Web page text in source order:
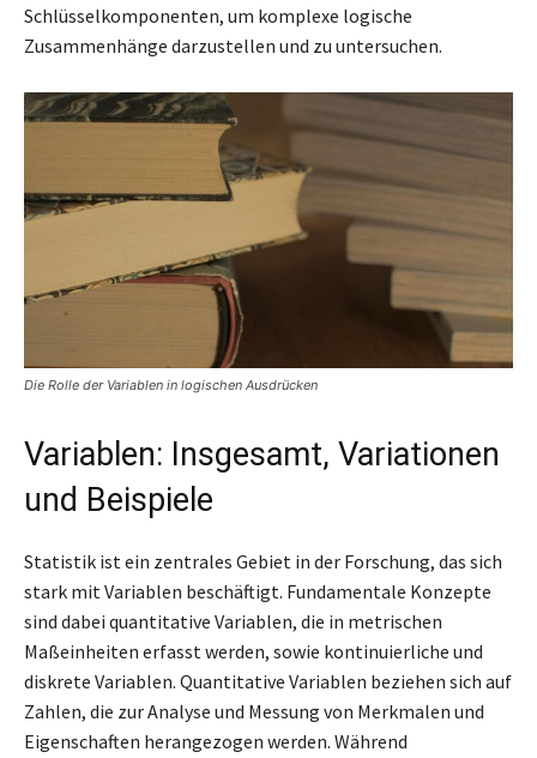
Schlüsselkomponenten, um komplexe logische
Zusammenhänge darzustellen und zu untersuchen.
Die Rolle der Variablen in logischen Ausdrücken
Variablen: Insgesamt, Variationen
und Beispiele
Statistik ist ein zentrales Gebiet in der Forschung, das sich
stark mit Variablen beschäftigt. Fundamentale Konzepte
sind dabei quantitative Variablen, die in metrischen
Maßeinheiten erfasst werden, sowie kontinuierliche und
diskrete Variablen. Quantitative Variablen beziehen sich auf
Zahlen, die zur Analyse und Messung von Merkmalen und
Eigenschaften herangezogen werden. Während